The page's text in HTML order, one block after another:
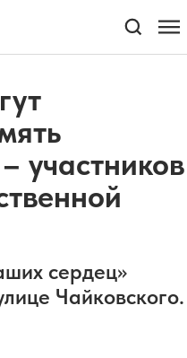
участников
сердец»
Чайковского.